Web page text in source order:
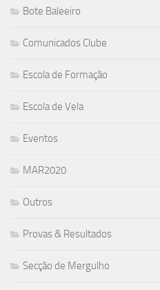
Bote Baleeiro
Comunicados Clube
Escola de Formação
Escola de Vela
Eventos
MAR2020
Outros
Provas & Resultados
Secção de Mergulho